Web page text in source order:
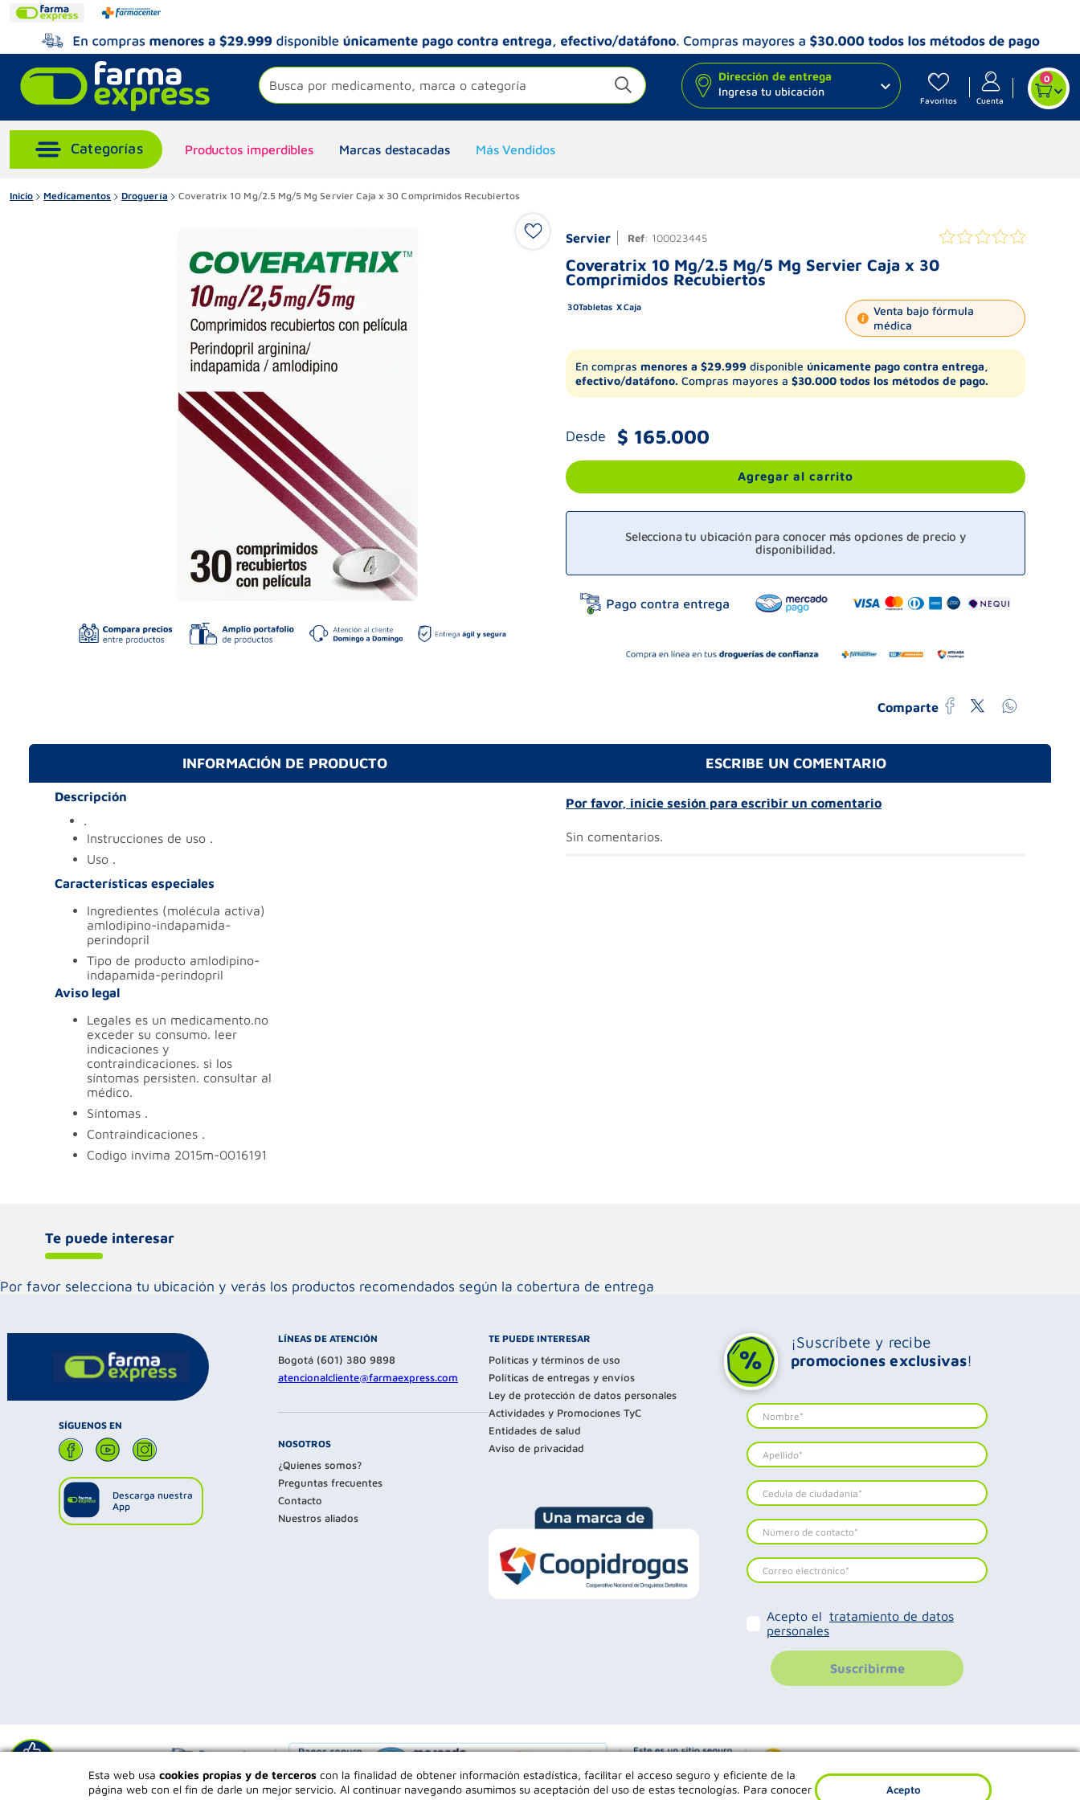
Esta web usa cookies propias y de terceros con la finalidad de obtener información estadística, facilitar el acceso seguro y eficiente de la
página web con el fin de darle un mejor servicio. Al continuar navegando asumimos su aceptación del uso de estas tecnologías. Para conocer
Acepto
Busca por medicamento, marca o categoría
Dirección de entrega
Ingresa tu ubicación
Favoritos Cuenta
0
Productos imperdibles Marcas destacadas Más Vendidos
Inicio Medicamentos Droguería Coveratrix 10 Mg/2.5 Mg/5 Mg Servier Caja x 30 Comprimidos Recubiertos
Servier Ref: 100023445
Coveratrix 10 Mg/2.5 Mg/5 Mg Servier Caja x 30
Comprimidos Recubiertos
30Tabletas Caja
Venta bajo fórmula
médica
En compras menores a $29.999 disponible únicamente pago contra entrega,
efectivo/datáfono. Compras mayores a $30.000 todos los métodos de pago.
Desde $ 165.000
Agregar al carrito
Selecciona tu ubicación para conocer más opciones de precio y
disponibilidad.
Comparte
INFORMACIÓN DE PRODUCTO
Descripción
.
instrucciones de uso .
uso .
Características especiales
ingredientes (molécula activa)
amlodipino-indapamida-
perindopril
tipo de producto amlodipino-
indapamida-perindopril
Aviso legal
legales es un medicamento.no
exceder su consumo. leer
indicaciones y
contraindicaciones. si los
síntomas persisten. consultar al
médico.
síntomas .
contraindicaciones .
codigo invima 2015m-0016191
ESCRIBE UN COMENTARIO
Por favor, inicie sesión para escribir un comentario
Sin comentarios.
Te puede interesar
Por favor selecciona tu ubicación y verás los productos recomendados según la cobertura de entrega
SÍGUENOS EN
Descarga nuestra
App
LÍNEAS DE ATENCIÓN
Bogotá (601) 380 9898
atencionalcliente@farmaexpress.com
NOSOTROS
¿Quienes somos?
Preguntas frecuentes
Contacto
Nuestros aliados
TE PUEDE INTERESAR
Políticas y términos de uso
Políticas de entregas y envíos
Ley de protección de datos personales
Actividades y Promociones TyC
Entidades de salud
Aviso de privacidad
¡Suscríbete y recibe
promociones exclusivas!
Acepto el tratamiento de datos
personales
Suscribirme